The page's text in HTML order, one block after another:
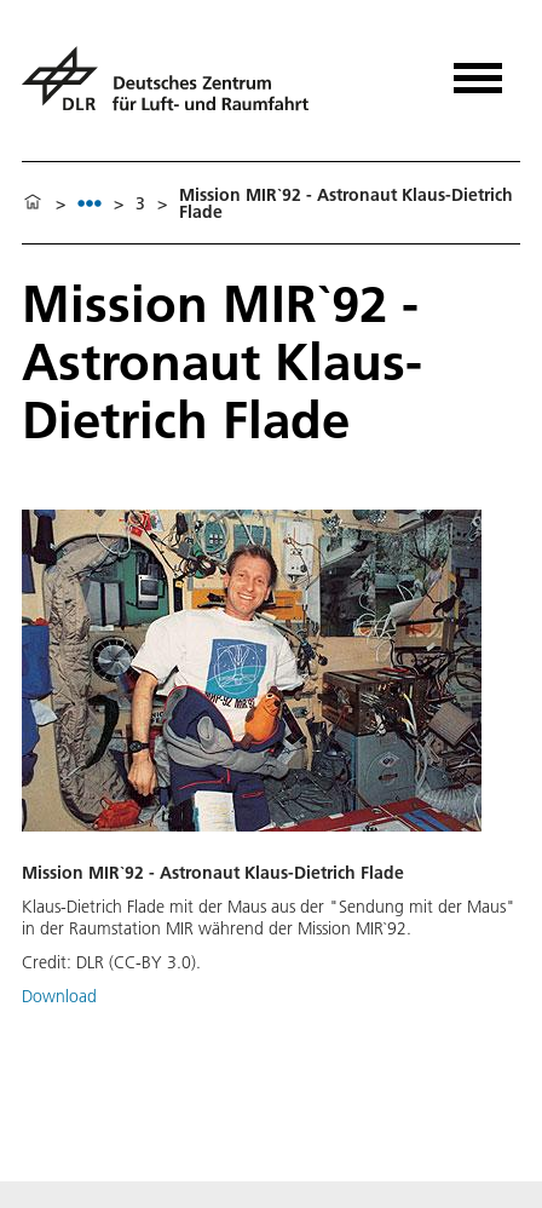
> > 3 > Mission MIR`92 - Astronaut Klaus-Dietrich
Flade
Mission MIR`92 -
Astronaut Klaus-
Dietrich Flade
Mission MIR`92 - Astronaut Klaus-Dietrich Flade
Klaus-Dietrich Flade mit der Maus aus der "Sendung mit der Maus"
in der Raumstation MIR während der Mission MIR`92.
Credit: DLR (CC-BY 3.0).
Download